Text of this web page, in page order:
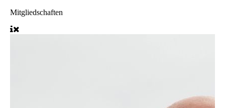
Mitgliedschaften